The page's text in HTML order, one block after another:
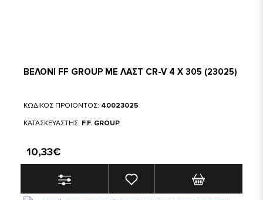
ΒΕΛΟΝΙ FF GROUP ΜΕ ΛΑΣΤ CR-V 4 Χ 305 (23025)
ΚΩΔΙΚΟΣ ΠΡΟΙΟΝΤΟΣ: 40023025
ΚΑΤΑΣΚΕΥΑΣΤΗΣ: F.F. GROUP
10,33€